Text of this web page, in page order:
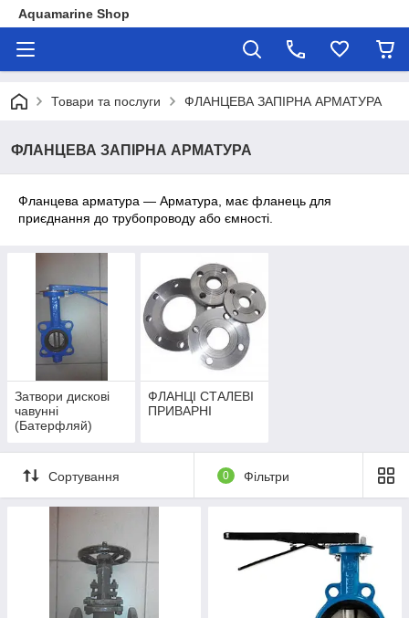
Aquamarine Shop
Товари та послуги ФЛАНЦЕВА ЗАПІРНА АРМАТУРА
ФЛАНЦЕВА ЗАПІРНА АРМАТУРА
Фланцева арматура — Арматура, має фланець для
приєднання до трубопроводу або ємності.
Затвори дискові
чавунні
(Батерфляй)
ФЛАНЦІ СТАЛЕВІ
ПРИВАРНІ
Сортування 0 Фільтри